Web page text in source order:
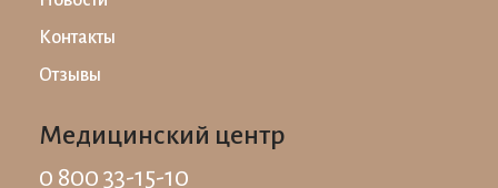
Контакты
Отзывы
Медицинский центр
0 800 33-15-10